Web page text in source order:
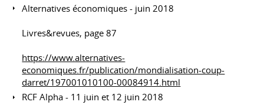
Alternatives économiques - juin 2018
Livres&revues, page 87
https://www.alternatives-
economiques.fr/publication/mondialisation-coup-
darret/197001010100-00084914.html
RCF Alpha - 11 juin et 12 juin 2018